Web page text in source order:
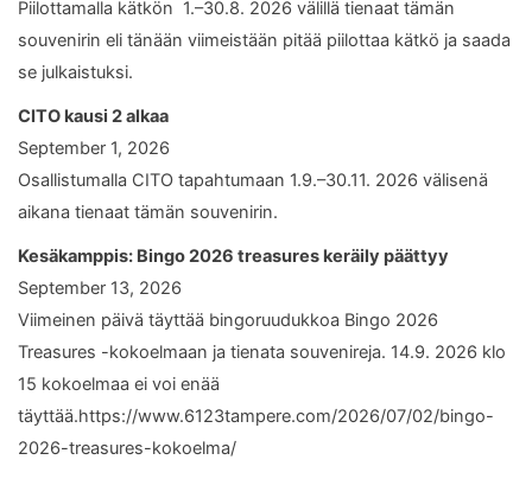
Piilottamalla kätkön 1.–30.8. 2026 välillä tienaat tämän
souvenirin eli tänään viimeistään pitää piilottaa kätkö ja saada
se julkaistuksi.
CITO kausi 2 alkaa
September 1, 2026
Osallistumalla CITO tapahtumaan 1.9.–30.11. 2026 välisenä
aikana tienaat tämän souvenirin.
Kesäkamppis: Bingo 2026 treasures keräily päättyy
September 13, 2026
Viimeinen päivä täyttää bingoruudukkoa Bingo 2026
Treasures -kokoelmaan ja tienata souvenireja. 14.9. 2026 klo
15 kokoelmaa ei voi enää
täyttää.https://www.6123tampere.com/2026/07/02/bingo-
2026-treasures-kokoelma/